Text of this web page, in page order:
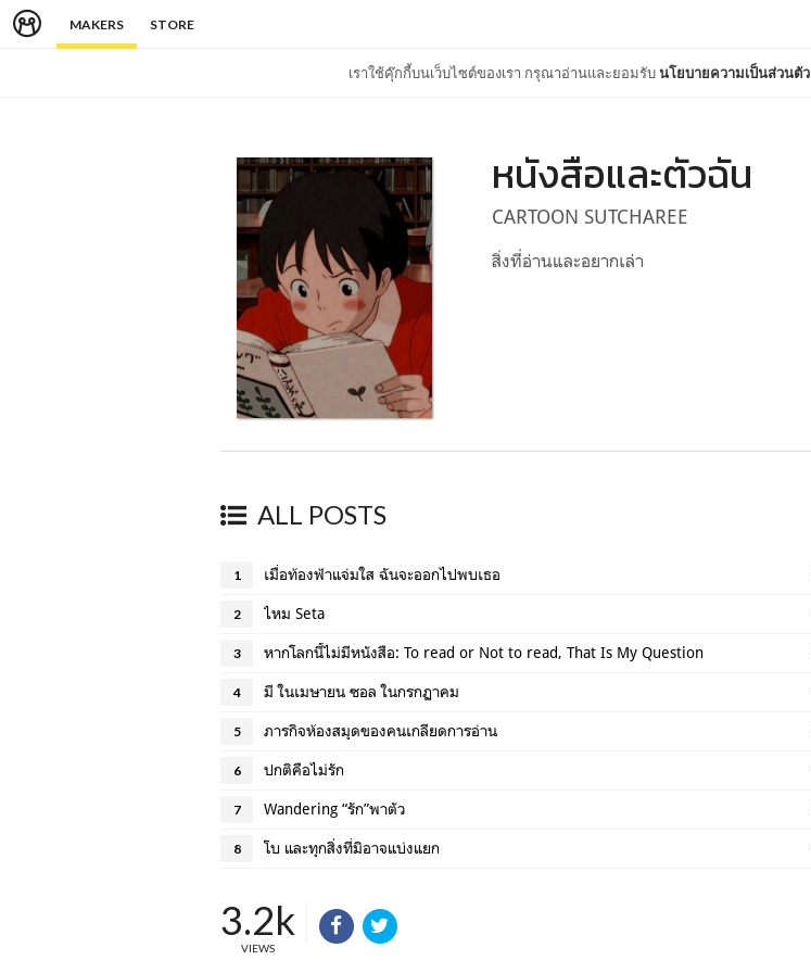
MAKERS STORE
เราใช้คุ๊กกี้บนเว็บไซต์ของเรา กรุณาอ่านและยอมรับนโยบายความเป็นส่วนตัว
หนังสือและตัวฉัน
CARTOON SUTCHAREE
สิ่งที่อ่านและอยากเล่า
ALL POSTS
1 เมื่อท้องฟ้าแจ่มใส ฉันจะออกไปพบเธอ
2 ไหม Seta
3 หากโลกนี้ไม่มีหนังสือ: To read or Not to read, That Is My Question
4 มี ในเมษายน ซอล ในกรกฏาคม
5 ภารกิจห้องสมุดของคนเกลียดการอ่าน
6 ปกติคือไม่รัก
7 Wandering “รัก”พาตัว
8 โบ และทุกสิ่งที่มิอาจแบ่งแยก
3.2k
VIEWS